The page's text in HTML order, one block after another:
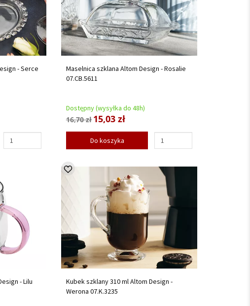
- Serce
Maselnica szklana Altom Design - Rosalie
07.CB.5611
Dostępny (wysyłka do 48h)
16,70 zł 15,03 zł
Do koszyka
- Lilu
Kubek szklany 310 ml Altom Design -
Werona 07.K.3235